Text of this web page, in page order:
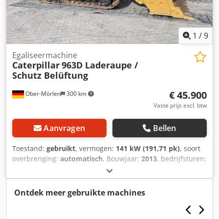
1 /9
Ober-Mörlen 300 km
Egaliseermachine
Caterpillar963D Laderaupe /
Schutz Belüftung
€ 45.900
Vaste prijs excl. btw
Aanvragen Bellen
Toestand: gebruikt, vermogen: 141 kW (191,71 pk), soort
overbrenging: automatisch, Bouwjaar: 2013, bedrijfsturen:
, Aandrijving: Rups Leeggewicht: 20.220 kg Neem
contact op met Emal Jaweed voor meer informatie. CAT,
beschermde cabine met ventilatie, 963D, bouwjaar: 2013,
bedrijfsuren: 11.394, 141 kW, lengte: 6.941 mm, breedte:
2.400 mm, hoogte: 3.335 mm, gewicht: 20.220 kg, Euro III a,
Ontdek meer gebruikte machines